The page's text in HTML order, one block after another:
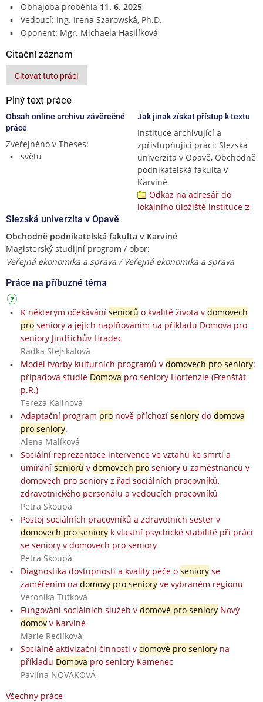
Obhajoba proběhla 11. 6. 2025
Vedoucí: Ing. Irena Szarowská, Ph.D.
Oponent: Mgr. Michaela Hasilíková
Citační záznam
Citovat tuto práci
Plný text práce
Obsah online archivu závěrečné
práce
Zveřejněno v Theses:
světu
Jak jinak získat přístup k textu
Instituce archivující a
zpřístupňující práci: Slezská
univerzita v Opavě, Obchodně
podnikatelská fakulta v
Karviné
Odkaz na adresář do
lokálního úložiště instituce
Slezská univerzita v Opavě
Obchodně podnikatelská fakulta v Karviné
Magisterský studijní program / obor:
Veřejná ekonomika a správa / Veřejná ekonomika a správa
Práce na příbuzné téma
K některým očekávání seniorů o kvalitě života v domovech
proseniory a jejich naplňováním na příkladu Domova pro
seniory Jindřichův Hradec
Radka Stejskalová
Model tvorby kulturních programů v domovech pro seniory:
případová studie Domova pro seniory Hortenzie (Frenštát
p.R.)
Tereza Kalinová
Adaptační program pronově příchozí seniorydo domova
pro seniory.
Alena Malíková
Sociální reprezentace intervence ve vztahu ke smrti a
umírání seniorů v domovech proseniory u zaměstnanců v
domovech pro seniory z řad sociálních pracovníků,
zdravotnického personálu a vedoucích pracovníků
Petra Skoupá
Postoj sociálních pracovníků a zdravotních sester v
domovech pro senioryk vlastní psychické stabilitě při práci
se seniory v domovech pro seniory
Petra Skoupá
Diagnostika dostupnosti a kvality péče o senioryse
zaměřením na domovy pro senioryve vybraném regionu
Veronika Tutková
Fungování sociálních služeb v domově pro senioryNový
domovv Karviné
Marie Reclíková
Sociálně aktivizační činnosti v domově pro senioryna
příkladu Domova pro seniory Kamenec
Pavlína NOVÁKOVÁ
Všechny práce